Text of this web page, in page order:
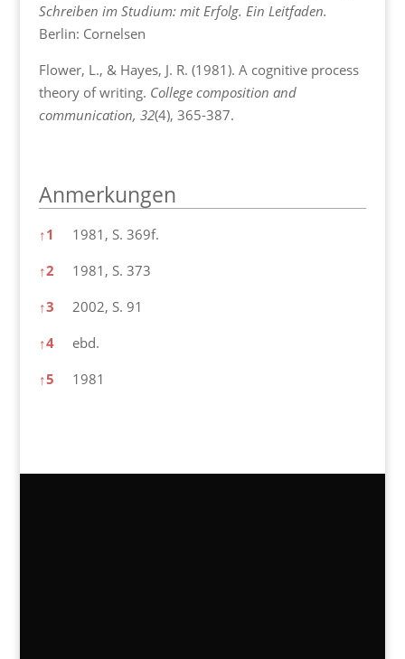
Schreiben im Studium: mit Erfolg. Ein Leitfaden.
Berlin: Cornelsen
Flower, L., & Hayes, J. R. (1981). A cognitive process
theory of writing. College composition and
communication, 32(4), 365-387.
Anmerkungen
Anmerkungen
↑1
1981, S. 369f.
↑2
1981, S. 373
↑3
2002, S. 91
↑4
ebd.
↑5 1981